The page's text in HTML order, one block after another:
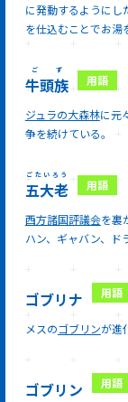
に発動するようにし
を仕込むことでお湯
牛頭族
ごず
ジュラの大森林に元
争を続けている。
五大老
ごたいろう
西方諸国評議会を裏
ハン、ギャバン、ド
ゴブリナ
メスのゴブリンが進
ゴブリン